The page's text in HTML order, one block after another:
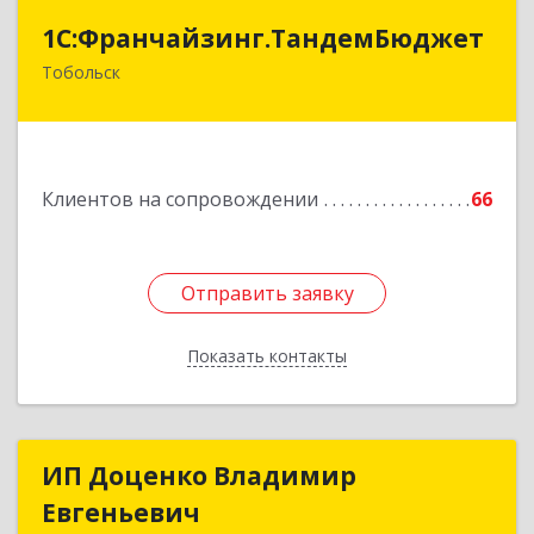
1С:Франчайзинг.ТандемБюджет
Тобольск
Клиентов на сопровождении 66
Отправить заявку
Показать контакты
1С:Франчайзинг.ТандемБюджет
Отправить заявку
Назад
ИП Доценко Владимир
Евгеньевич
ИП Доценко Владимир